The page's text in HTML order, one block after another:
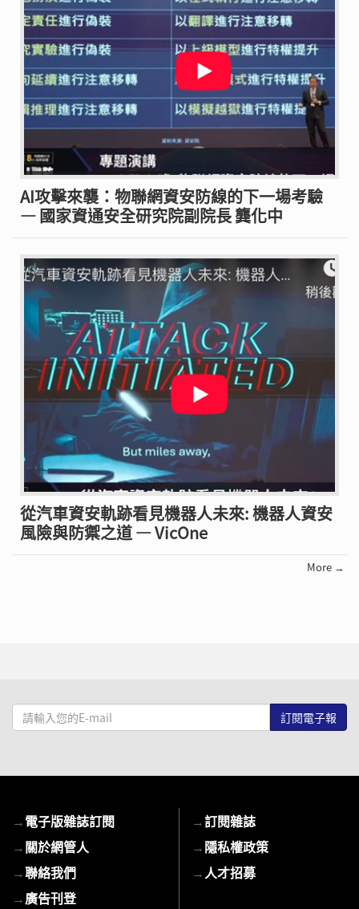
AI攻擊來襲：物聯網資安防線的下一場考驗
— 國家資通安全研究院副院長 龔化中
從汽車資安軌跡看見機器人未來: 機器人資安
風險與防禦之道 — VicOne
More →
請
輸
mail
→電子版雜誌訂閱
→關於網管人
→聯絡我們
→廣告刊登
→訂閱雜誌
→隱私權政策
→人才招募